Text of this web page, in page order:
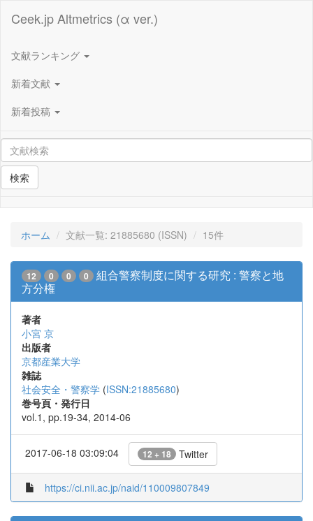
Ceek.jp Altmetrics (α ver.)
文献ランキング
新着文献
新着投稿
検索
ホーム 文献一覧: 21885680 (ISSN) 15件
12 0 0 0
組合警察制度に関する研究 : 警察と地
方分権
著者
小宮 京
出版者
京都産業大学
雑誌
社会安全・警察学 (ISSN:21885680)
巻号頁・発行日
vol.1, pp.19-34, 2014-06
2017-06-18 03:09:04 12 + 18 Twitter
https://ci.nii.ac.jp/naid/110009807849